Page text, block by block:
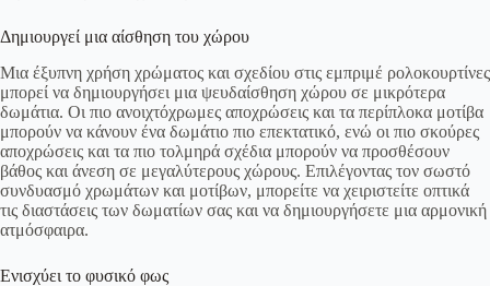
Δημιουργεί μια αίσθηση του χώρου
Μια έξυπνη χρήση χρώματος και σχεδίου στις εμπριμέ ρολοκουρτίνες
μπορεί να δημιουργήσει μια ψευδαίσθηση χώρου σε μικρότερα
δωμάτια. Οι πιο ανοιχτόχρωμες αποχρώσεις και τα περίπλοκα μοτίβα
μπορούν να κάνουν ένα δωμάτιο πιο επεκτατικό, ενώ οι πιο σκούρες
αποχρώσεις και τα πιο τολμηρά σχέδια μπορούν να προσθέσουν
βάθος και άνεση σε μεγαλύτερους χώρους. Επιλέγοντας τον σωστό
συνδυασμό χρωμάτων και μοτίβων, μπορείτε να χειριστείτε οπτικά
τις διαστάσεις των δωματίων σας και να δημιουργήσετε μια αρμονική
ατμόσφαιρα.
Ενισχύει το φυσικό φως